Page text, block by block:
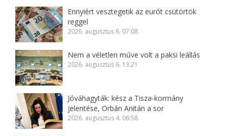
Ennyiért vesztegetik az eurót csütörtök
reggel
2026. augusztus 6. 07:08
Nem a véletlen műve volt a paksi leállás
2026. augusztus 6. 13:21
Jóváhagyták: kész a Tisza-kormány
jelentése, Orbán Anitán a sor
2026. augusztus 4. 06:58